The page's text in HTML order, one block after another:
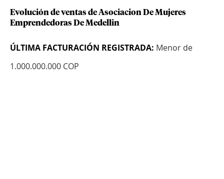
Evolución de ventas de Asociacion De Mujeres
Emprendedoras De Medellin
ÚLTIMA FACTURACIÓN REGISTRADA: Menor de
1.000.000.000 COP